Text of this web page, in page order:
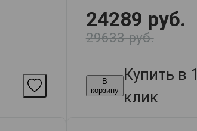
24289 руб.
29633 руб.
В
корзину
Купить в 1
клик